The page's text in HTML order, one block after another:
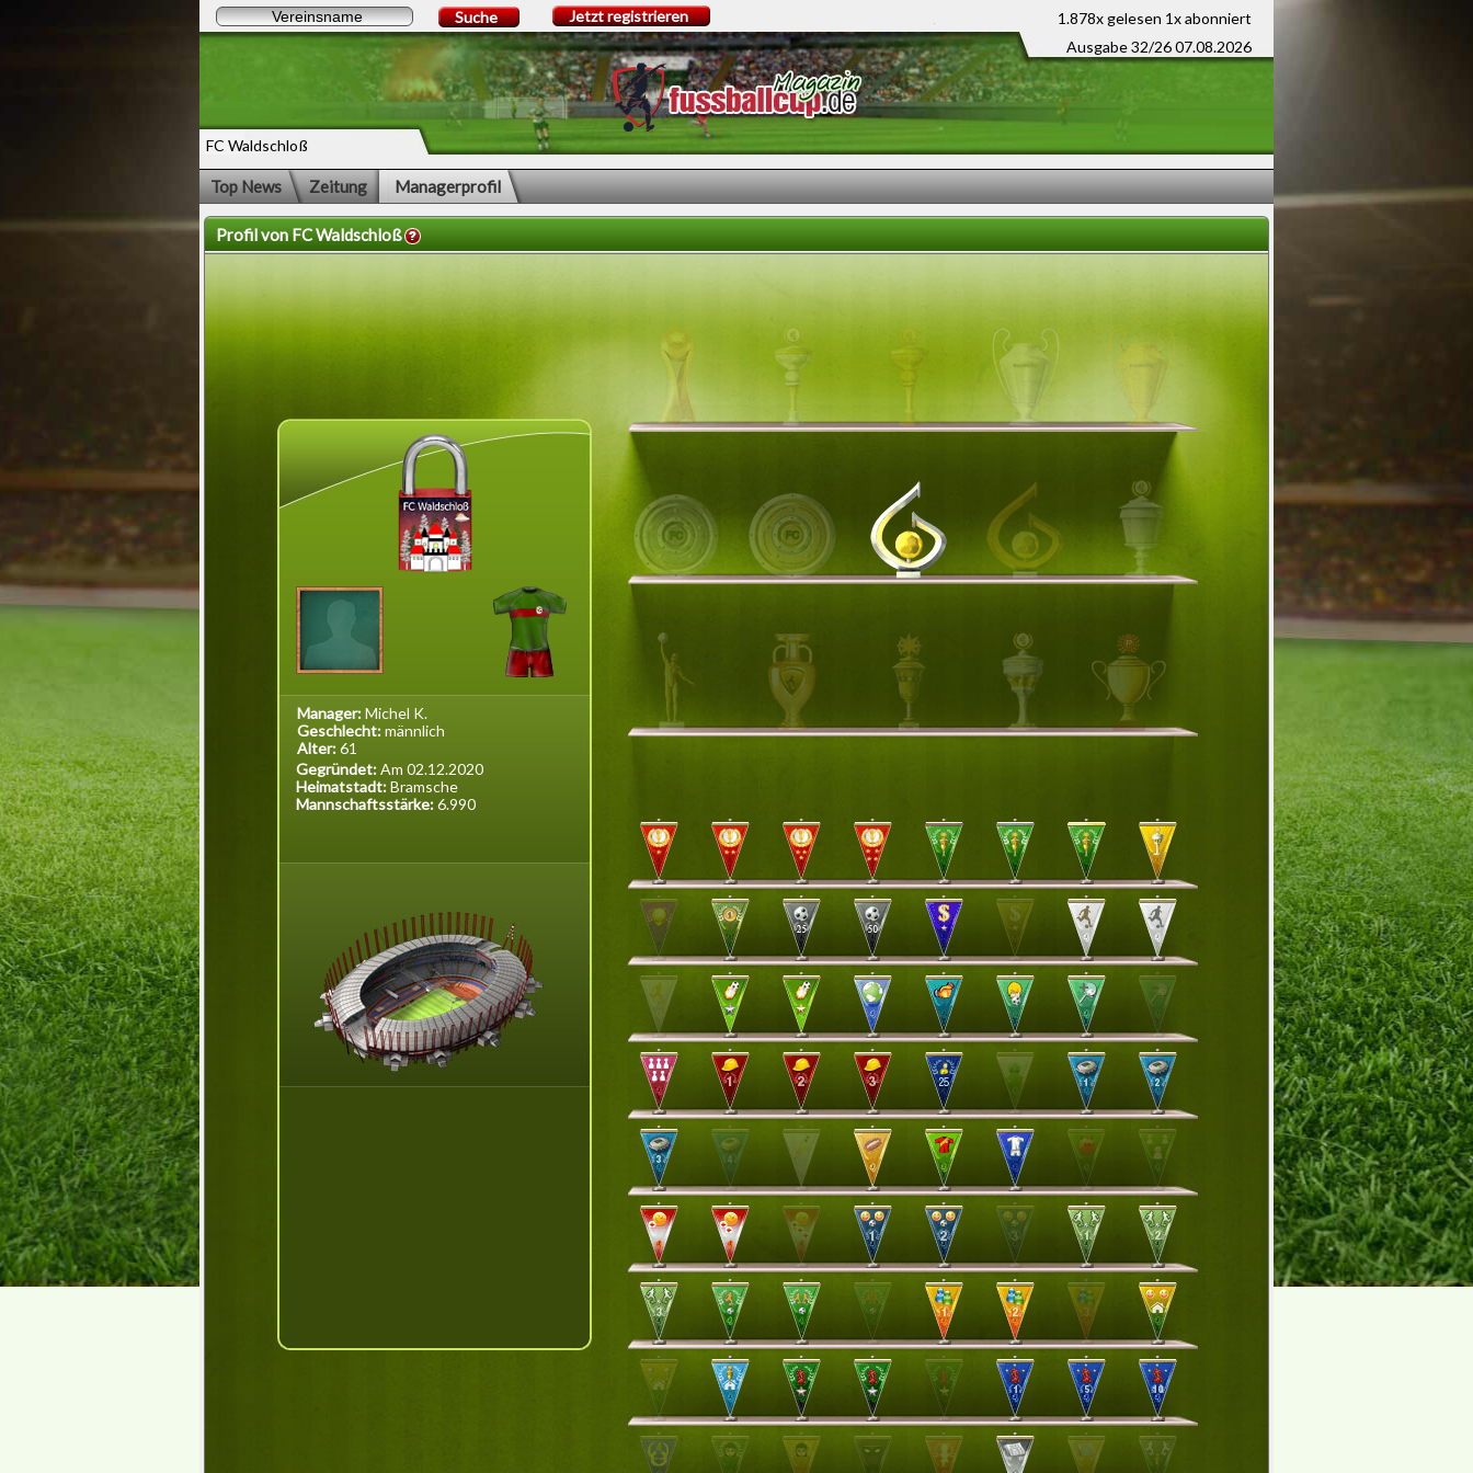
1.878x gelesen 1x abonniert
Ausgabe 32/26 07.08.2026
FC Waldschloß
Suche Jetzt registrieren
Top News Zeitung Managerprofil
Profil von FC Waldschloß
Manager:Michel K.
Geschlecht:männlich
Alter:61
Gegründet:Am 02.12.2020
Heimatstadt:Bramsche
Mannschaftsstärke:6.990